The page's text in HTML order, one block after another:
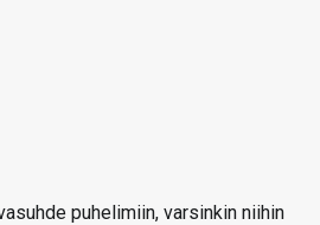
puhelimiin, varsinkin niihin